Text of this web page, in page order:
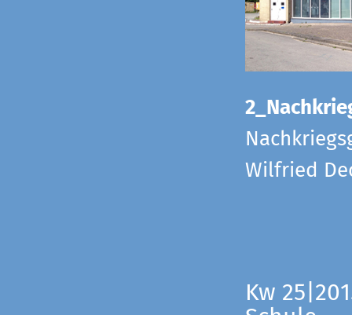
Wilfried
Kw